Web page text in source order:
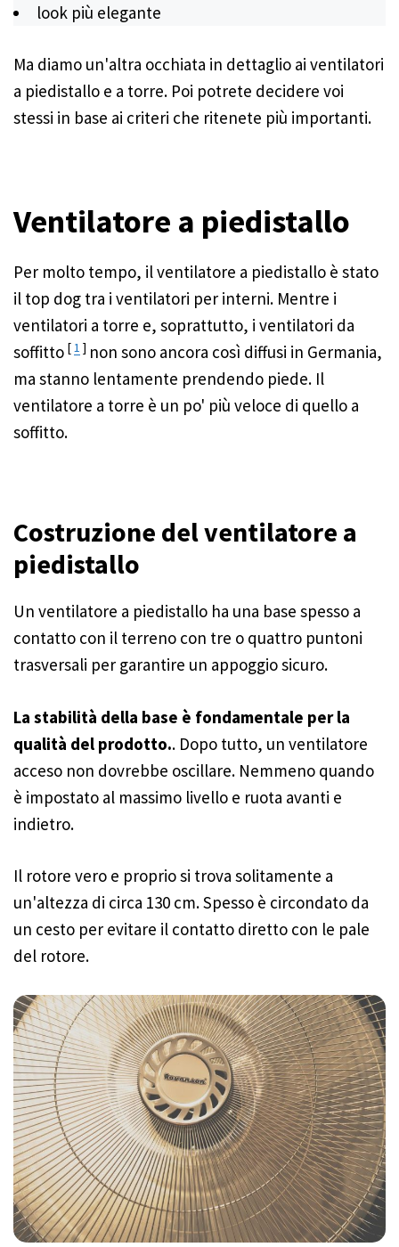
look più elegante
Ma diamo un'altra occhiata in dettaglio ai ventilatori
a piedistallo e a torre. Poi potrete decidere voi
stessi in base ai criteri che ritenete più importanti.
Ventilatore a piedistallo
Per molto tempo, il ventilatore a piedistallo è stato
il top dog tra i ventilatori per interni. Mentre i
ventilatori a torre e, soprattutto, i ventilatori da
soffitto [1 ] non sono ancora così diffusi in Germania,
ma stanno lentamente prendendo piede. Il
ventilatore a torre è un po' più veloce di quello a
soffitto.
Costruzione del ventilatore a
piedistallo
Un ventilatore a piedistallo ha una base spesso a
contatto con il terreno con tre o quattro puntoni
trasversali per garantire un appoggio sicuro.
La stabilità della base è fondamentale per la
qualità del prodotto.. Dopo tutto, un ventilatore
acceso non dovrebbe oscillare. Nemmeno quando
è impostato al massimo livello e ruota avanti e
indietro.
Il rotore vero e proprio si trova solitamente a
un'altezza di circa 130 cm. Spesso è circondato da
un cesto per evitare il contatto diretto con le pale
del rotore.